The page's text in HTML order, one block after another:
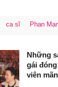
ca sĩ Phan
Những
gái
viên